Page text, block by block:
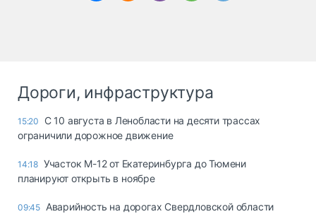
Дороги, инфраструктура
15:20
С 10 августа в Ленобласти на десяти трассах
ограничили дорожное движение
14:18 Участок М-12 от Екатеринбурга до Тюмени
планируют открыть в ноябре
09:45 Аварийность на дорогах Свердловской области